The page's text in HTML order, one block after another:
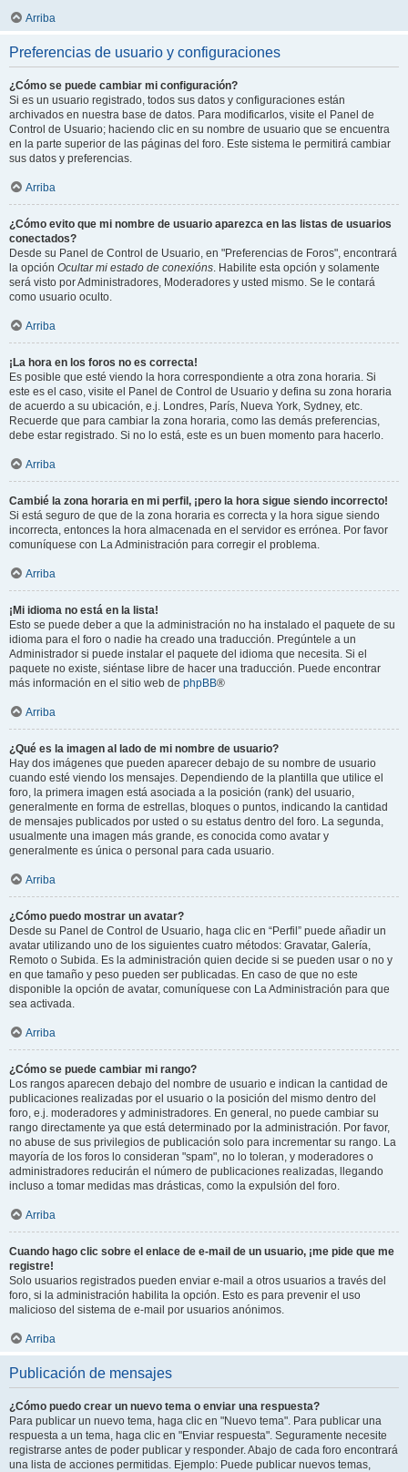
Arriba
Preferencias de usuario y configuraciones
¿Cómo se puede cambiar mi configuración?
Si es un usuario registrado, todos sus datos y configuraciones están
archivados en nuestra base de datos. Para modificarlos, visite el Panel de
Control de Usuario; haciendo clic en su nombre de usuario que se encuentra
en la parte superior de las páginas del foro. Este sistema le permitirá cambiar
sus datos y preferencias.
Arriba
¿Cómo evito que mi nombre de usuario aparezca en las listas de usuarios
conectados?
Desde su Panel de Control de Usuario, en "Preferencias de Foros", encontrará
la opción Ocultar mi estado de conexións. Habilite esta opción y solamente
será visto por Administradores, Moderadores y usted mismo. Se le contará
como usuario oculto.
Arriba
¡La hora en los foros no es correcta!
Es posible que esté viendo la hora correspondiente a otra zona horaria. Si
este es el caso, visite el Panel de Control de Usuario y defina su zona horaria
de acuerdo a su ubicación, e.j. Londres, París, Nueva York, Sydney, etc.
Recuerde que para cambiar la zona horaria, como las demás preferencias,
debe estar registrado. Si no lo está, este es un buen momento para hacerlo.
Arriba
Cambié la zona horaria en mi perfil, ¡pero la hora sigue siendo incorrecto!
Si está seguro de que de la zona horaria es correcta y la hora sigue siendo
incorrecta, entonces la hora almacenada en el servidor es errónea. Por favor
comuníquese con La Administración para corregir el problema.
Arriba
¡Mi idioma no está en la lista!
Esto se puede deber a que la administración no ha instalado el paquete de su
idioma para el foro o nadie ha creado una traducción. Pregúntele a un
Administrador si puede instalar el paquete del idioma que necesita. Si el
paquete no existe, siéntase libre de hacer una traducción. Puede encontrar
más información en el sitio web de phpBB®
Arriba
¿Qué es la imagen al lado de mi nombre de usuario?
Hay dos imágenes que pueden aparecer debajo de su nombre de usuario
cuando esté viendo los mensajes. Dependiendo de la plantilla que utilice el
foro, la primera imagen está asociada a la posición (rank) del usuario,
generalmente en forma de estrellas, bloques o puntos, indicando la cantidad
de mensajes publicados por usted o su estatus dentro del foro. La segunda,
usualmente una imagen más grande, es conocida como avatar y
generalmente es única o personal para cada usuario.
Arriba
¿Cómo puedo mostrar un avatar?
Desde su Panel de Control de Usuario, haga clic en “Perfil” puede añadir un
avatar utilizando uno de los siguientes cuatro métodos: Gravatar, Galería,
Remoto o Subida. Es la administración quien decide si se pueden usar o no y
en que tamaño y peso pueden ser publicadas. En caso de que no este
disponible la opción de avatar, comuníquese con La Administración para que
sea activada.
Arriba
¿Cómo se puede cambiar mi rango?
Los rangos aparecen debajo del nombre de usuario e indican la cantidad de
publicaciones realizadas por el usuario o la posición del mismo dentro del
foro, e.j. moderadores y administradores. En general, no puede cambiar su
rango directamente ya que está determinado por la administración. Por favor,
no abuse de sus privilegios de publicación solo para incrementar su rango. La
mayoría de los foros lo consideran "spam", no lo toleran, y moderadores o
administradores reducirán el número de publicaciones realizadas, llegando
incluso a tomar medidas mas drásticas, como la expulsión del foro.
Arriba
Cuando hago clic sobre el enlace de e-mail de un usuario, ¡me pide que me
registre!
Solo usuarios registrados pueden enviar e-mail a otros usuarios a través del
foro, si la administración habilita la opción. Esto es para prevenir el uso
malicioso del sistema de e-mail por usuarios anónimos.
Arriba
Publicación de mensajes
¿Cómo puedo crear un nuevo tema o enviar una respuesta?
Para publicar un nuevo tema, haga clic en "Nuevo tema". Para publicar una
respuesta a un tema, haga clic en "Enviar respuesta". Seguramente necesite
registrarse antes de poder publicar y responder. Abajo de cada foro encontrará
una lista de acciones permitidas. Ejemplo: Puede publicar nuevos temas,